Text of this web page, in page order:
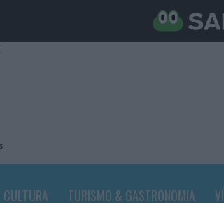
CULTURA TURISMO & GASTRONOMIA